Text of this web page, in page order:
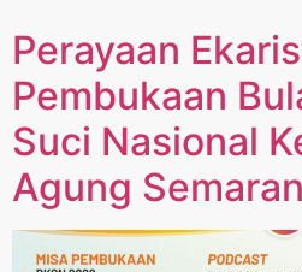
Perayaan
Pembukaan
Suci Nasional
Agung